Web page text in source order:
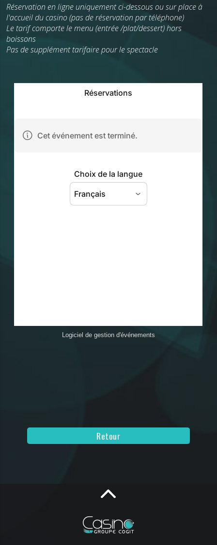
Réservation en ligne uniquement ci-dessous ou sur place à
l'accueil du casino (pas de réservation par téléphone)
Le tarif comporte le menu (entrée /plat/dessert) hors
boissons
Pas de supplément tarifaire pour le spectacle
Logiciel de gestion d'événements
Retour